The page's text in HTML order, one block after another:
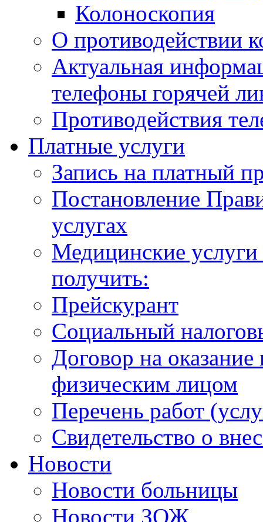
Колоноскопия
О противодействии
Актуальная
телефоны горячей
Противодействия
Платные услуги
Запись на платный
Постановление
услугах
Медицинские
получить:
Прейскурант
Социальный
Договор на
физическим лицом
Перечень работ
Свидетельство о
Новости
Новости больницы
Новости ЗОЖ